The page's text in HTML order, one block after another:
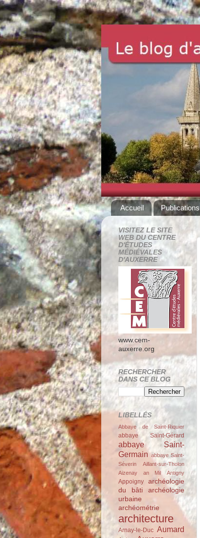
Accueil Publications
VISITEZ LE SITE
WEB DU CENTRE
D'ÉTUDES
MÉDIÉVALES
D'AUXERRE
www.cem-
auxerre.org
RECHERCHER
DANS CE BLOG
LIBELLÉS
Abbaye de Saint-Riquier
abbaye Saint-Gérard
abbaye Saint-
Germain abbaye Saint-
Séverin
Aillant-sur-Tholon
Aizenay
an Mil Antigny
Appoigny
archéologie
du bâti
archéologie
urbaine
archéométrie
architecture
Arnay-le-Duc Aumard